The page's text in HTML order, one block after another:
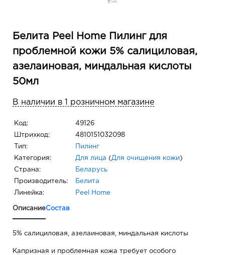
Белита Peel Home Пилинг для
проблемной кожи 5% салициловая,
азелаиновая, миндальная кислоты
50мл
В наличии в 1 розничном магазине
Код: 49126
Штрихкод: 4810151032098
Тип: Пилинг
Категория: Для лица ( Для очищения кожи )
Страна: Беларусь
Производитель: Белита
Линейка: Peel Home
ОписаниеСостав
5% салициловая, азелаиновая, миндальная кислоты
Капризная и проблемная кожа требует особого